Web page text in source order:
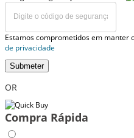
Estamos comprometidos em manter
de privacidade
Submeter
OR
Compra Rápida